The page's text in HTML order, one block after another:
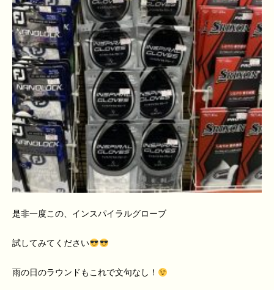
是非一度この、インスパイラルグローブ
試してみてください
雨の日のラウンドもこれで文句なし！